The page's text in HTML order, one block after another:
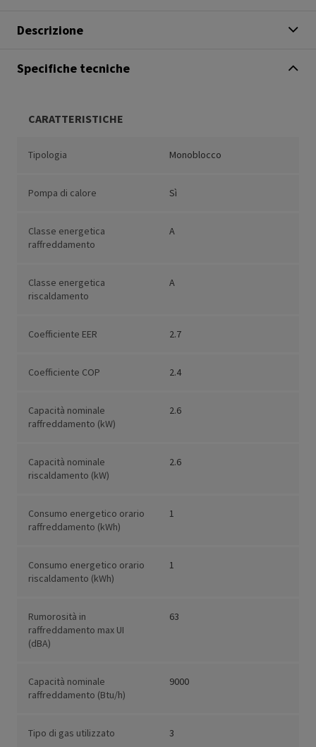
Descrizione
Specifiche tecniche
CARATTERISTICHE
Tipologia Monoblocco
Pompa di calore Sì
Classe energetica
raffreddamento
A
Classe energetica
riscaldamento
A
Coefficiente EER 2.7
Coefficiente COP 2.4
Capacità nominale
raffreddamento (kW)
2.6
Capacità nominale
riscaldamento (kW)
2.6
Consumo energetico orario
raffreddamento (kWh)
1
Consumo energetico orario
riscaldamento (kWh)
1
Rumorosità in
raffreddamento max UI
(dBA)
63
Capacità nominale
raffreddamento (Btu/h)
9000
Tipo di gas utilizzato 3